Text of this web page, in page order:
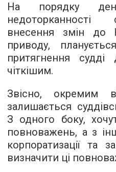
На порядку
недоторканності
внесення змін до
приводу,
притягнення судді
чіткішим.
Звісно, окремим
залишається
З одного боку,
повноважень, а з
корпоратизації та
визначити ці